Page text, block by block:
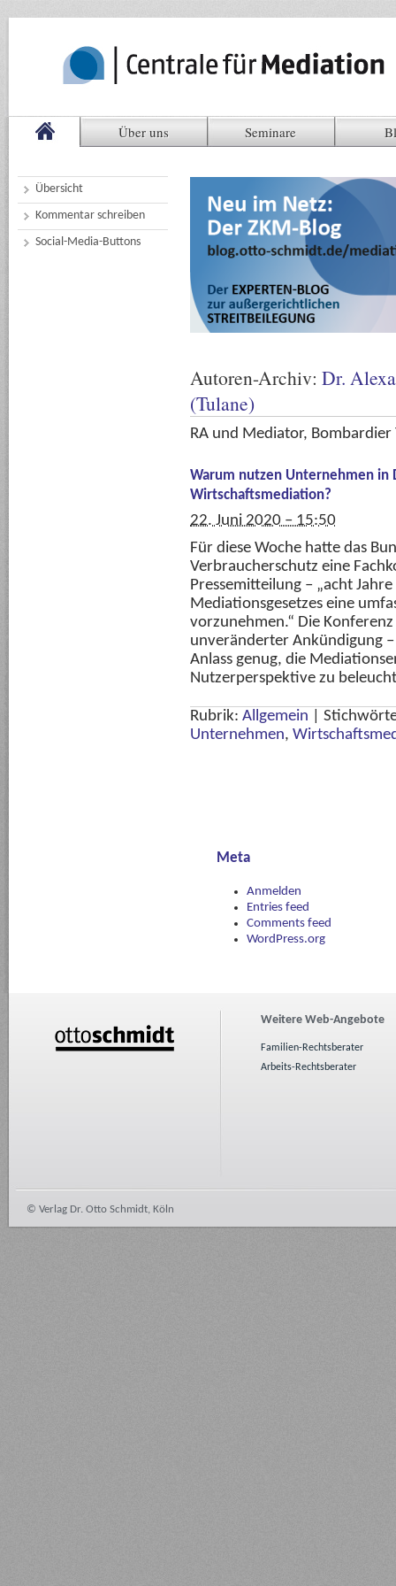
Über uns Seminare
Übersicht
Kommentar schreiben
Social-Media-Buttons
Autoren-Archiv: Dr.
(Tulane)
RA und Mediator,
Warum nutzen Unternehmen in
Wirtschaftsmediation?
22. Juni 2020 – 15:50
Für diese Woche hatte das
Verbraucherschutz eine
Pressemitteilung – „acht
Mediationsgesetzes eine
vorzunehmen.“ Die
unveränderter Ankündigung
Anlass genug, die
Nutzerperspektive zu
Rubrik: Allgemein
Unternehmen,
Meta
Anmelden
Entries feed
Comments feed
WordPress.org
Weitere Web-Angebote
Familien-Rechtsberater
Arbeits-Rechtsberater
© Verlag Dr. Otto Schmidt, Köln